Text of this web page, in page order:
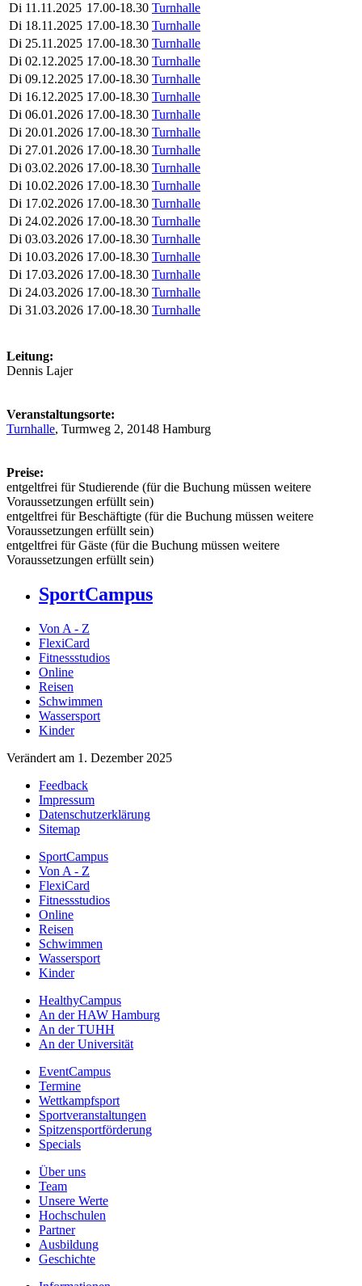
Di 11.11.2025 17.00-18.30 Turnhalle
Di 18.11.2025 17.00-18.30 Turnhalle
Di 25.11.2025 17.00-18.30 Turnhalle
Di 02.12.2025 17.00-18.30 Turnhalle
Di 09.12.2025 17.00-18.30 Turnhalle
Di 16.12.2025 17.00-18.30 Turnhalle
Di 06.01.2026 17.00-18.30 Turnhalle
Di 20.01.2026 17.00-18.30 Turnhalle
Di 27.01.2026 17.00-18.30 Turnhalle
Di 03.02.2026 17.00-18.30 Turnhalle
Di 10.02.2026 17.00-18.30 Turnhalle
Di 17.02.2026 17.00-18.30 Turnhalle
Di 24.02.2026 17.00-18.30 Turnhalle
Di 03.03.2026 17.00-18.30 Turnhalle
Di 10.03.2026 17.00-18.30 Turnhalle
Di 17.03.2026 17.00-18.30 Turnhalle
Di 24.03.2026 17.00-18.30 Turnhalle
Di 31.03.2026 17.00-18.30 Turnhalle
Leitung:
Dennis Lajer
Veranstaltungsorte:
Turnhalle, Turmweg 2, 20148 Hamburg
Preise:
entgeltfrei für Studierende (für die Buchung müssen weitere
Voraussetzungen erfüllt sein)
entgeltfrei für Beschäftigte (für die Buchung müssen weitere
Voraussetzungen erfüllt sein)
entgeltfrei für Gäste (für die Buchung müssen weitere
Voraussetzungen erfüllt sein)
SportCampus
Von A - Z
FlexiCard
Fitnessstudios
Online
Reisen
Schwimmen
Wassersport
Kinder
Verändert am 1. Dezember 2025
Feedback
Impressum
Datenschutzerklärung
Sitemap
SportCampus
Von A - Z
FlexiCard
Fitnessstudios
Online
Reisen
Schwimmen
Wassersport
Kinder
HealthyCampus
An der HAW Hamburg
An der TUHH
An der Universität
EventCampus
Termine
Wettkampfsport
Sportveranstaltungen
Spitzensportförderung
Specials
Über uns
Team
Unsere Werte
Hochschulen
Partner
Ausbildung
Geschichte